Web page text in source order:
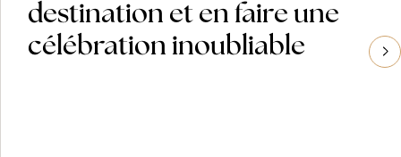
destination et en faire une
célébration inoubliable